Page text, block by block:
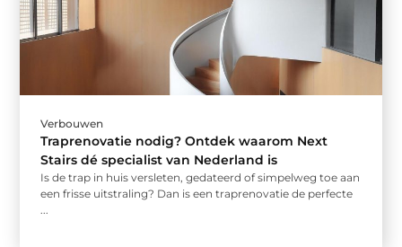
Verbouwen
Traprenovatie nodig? Ontdek waarom Next
Stairs dé specialist van Nederland is
Is de trap in huis versleten, gedateerd of simpelweg toe aan
een frisse uitstraling? Dan is een traprenovatie de perfecte